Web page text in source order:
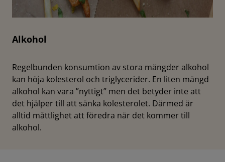
Alkohol
Regelbunden konsumtion av stora mängder alkohol
kan höja kolesterol och triglycerider. En liten mängd
alkohol kan vara ”nyttigt” men det betyder inte att
det hjälper till att sänka kolesterolet. Därmed är
alltid måttlighet att föredra när det kommer till
alkohol.